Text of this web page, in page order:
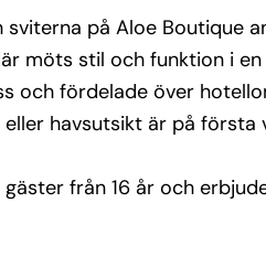
från 16 år och
du kan ladda batterierna
liten by som bjuder på
urval av mysiga tavernor
samtidigt som den
gränder,
sviterna på Aloe Boutique
möts stil och funktion i
och fördelade över
havsutsikt är på första
från 16 år och